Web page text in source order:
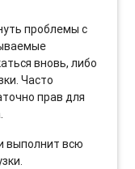
проблемы с
вновь, либо
Часто
прав для
выполнит всю